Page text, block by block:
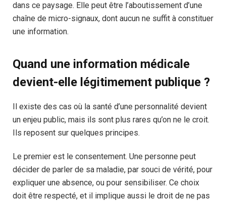
dans ce paysage. Elle peut être l’aboutissement d’une
chaîne de micro-signaux, dont aucun ne suffit à constituer
une information.
Quand une information médicale
devient-elle légitimement publique ?
Il existe des cas où la santé d’une personnalité devient
un enjeu public, mais ils sont plus rares qu’on ne le croit.
Ils reposent sur quelques principes.
Le premier est le consentement. Une personne peut
décider de parler de sa maladie, par souci de vérité, pour
expliquer une absence, ou pour sensibiliser. Ce choix
doit être respecté, et il implique aussi le droit de ne pas